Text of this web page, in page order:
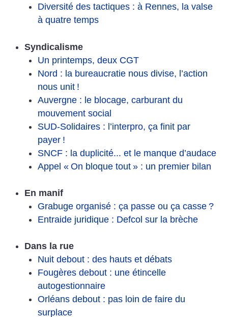
Diversité des tactiques : à Rennes, la valse
à quatre temps
Syndicalisme
Un printemps, deux CGT
Nord : la bureaucratie nous divise, l’action
nous unit !
Auvergne : le blocage, carburant du
mouvement social
SUD-Solidaires : l’interpro, ça finit par
payer !
SNCF : la duplicité... et le manque d’audace
Appel « On bloque tout » : un premier bilan
En manif
Grabuge organisé : ça passe ou ça casse ?
Entraide juridique : Defcol sur la brèche
Dans la rue
Nuit debout : des hauts et débats
Fougères debout : une étincelle
autogestionnaire
Orléans debout : pas loin de faire du
surplace